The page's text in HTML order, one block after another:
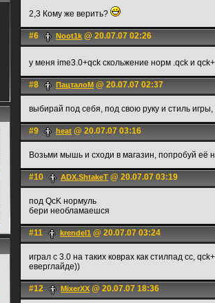
2,3 Кому же верить?
#6 Noot1k @ 20.07.07 02:26
у меня ime3.0+qck cкольжение норм .qck и
#8 ПацталоМ @ 20.07.07 02:37
выбирай под себя, под свою руку и стиль
#9 heat @ 20.07.07 03:16
Возьми мышь и сходи в магазин, попробуй её
#10 ADX.ShtakeT @ 20.07.07 03:19
под QcK нормуль
бери необламаешся
#11 krendel1 @ 20.07.07 03:24
играл с 3.0 на таких коврах как стилпад сс,
еверглайде))
#12 MixerXX @ 20.07.07 18:36